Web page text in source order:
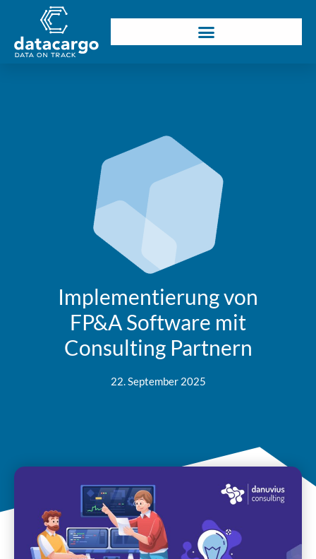
Implementierung von
FP&A Software mit
Consulting Partnern
22. September 2025